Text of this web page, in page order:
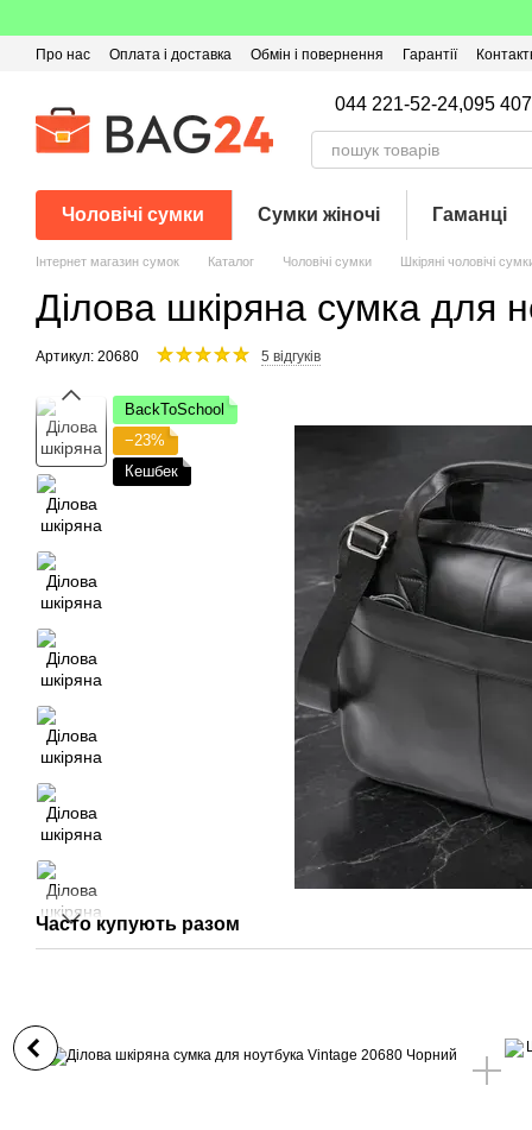
Про нас Оплата і доставка Обмін і повернення Гарантії
044 221-52-24,095
Чоловічі сумки Сумки жіночі Гаманці
Інтернет магазин сумок Каталог Чоловічі сумки Шкіряні чоловічі
Ділова шкіряна сумка для
Артикул: 20680 5 відгуків
BackToSchool
−23%
Кешбек
Часто купують разом